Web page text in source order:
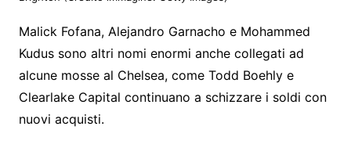
Malick Fofana, Alejandro Garnacho e Mohammed
Kudus sono altri nomi enormi anche collegati ad
alcune mosse al Chelsea, come Todd Boehly e
Clearlake Capital continuano a schizzare i soldi con
nuovi acquisti.